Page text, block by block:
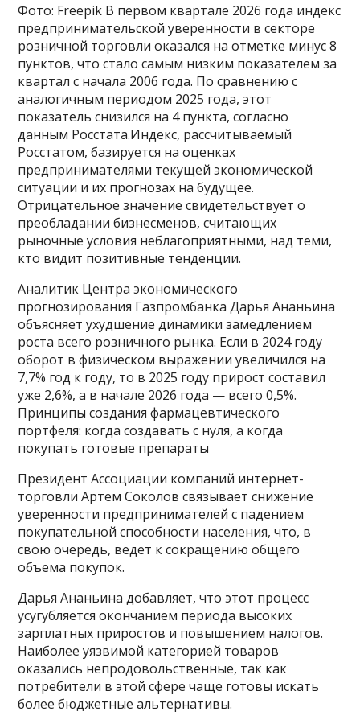
Фото: Freepik В первом квартале 2026 года индекс
предпринимательской уверенности в секторе
розничной торговли оказался на отметке минус 8
пунктов, что стало самым низким показателем за
квартал с начала 2006 года. По сравнению с
аналогичным периодом 2025 года, этот
показатель снизился на 4 пункта, согласно
данным Росстата.Индекс, рассчитываемый
Росстатом, базируется на оценках
предпринимателями текущей экономической
ситуации и их прогнозах на будущее.
Отрицательное значение свидетельствует о
преобладании бизнесменов, считающих
рыночные условия неблагоприятными, над теми,
кто видит позитивные тенденции.
Аналитик Центра экономического
прогнозирования Газпромбанка Дарья Ананьина
объясняет ухудшение динамики замедлением
роста всего розничного рынка. Если в 2024 году
оборот в физическом выражении увеличился на
7,7% год к году, то в 2025 году прирост составил
уже 2,6%, а в начале 2026 года — всего 0,5%.
Принципы создания фармацевтического
портфеля: когда создавать с нуля, а когда
покупать готовые препараты
Президент Ассоциации компаний интернет-
торговли Артем Соколов связывает снижение
уверенности предпринимателей с падением
покупательной способности населения, что, в
свою очередь, ведет к сокращению общего
объема покупок.
Дарья Ананьина добавляет, что этот процесс
усугубляется окончанием периода высоких
зарплатных приростов и повышением налогов.
Наиболее уязвимой категорией товаров
оказались непродовольственные, так как
потребители в этой сфере чаще готовы искать
более бюджетные альтернативы.